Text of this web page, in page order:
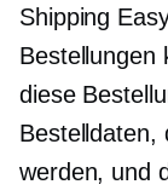
Shipping
Bestellungen
diese
Bestelldaten,
werden, und